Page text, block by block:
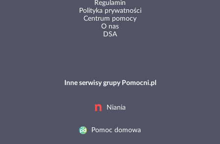
Regulamin
Polityka prywatności
Centrum pomocy
O nas
DSA
Inne serwisy grupy Pomocni.pl
Niania
Pomoc domowa